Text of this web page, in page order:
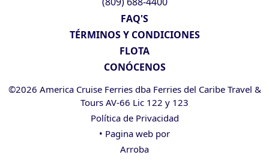
FAQ'S
TÉRMINOS Y CONDICIONES
FLOTA
CONÓCENOS
©2026 America Cruise Ferries dba Ferries del Caribe Travel &
Tours AV-66 Lic 122 y 123
Política de Privacidad
• Pagina web por
Arroba